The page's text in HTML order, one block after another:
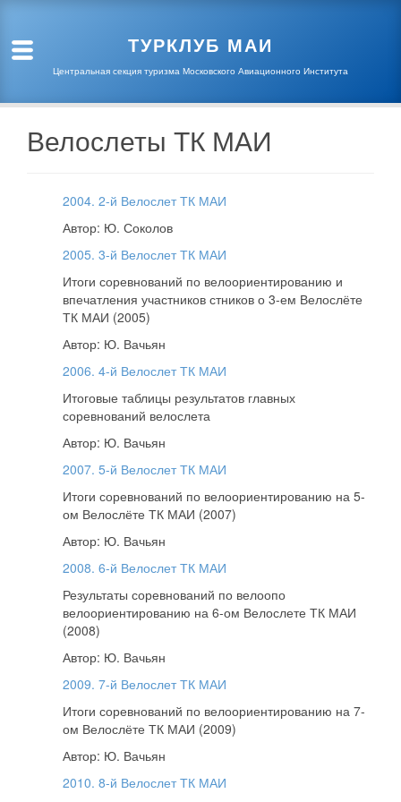
ТУРКЛУБ МАИ
Центральная секция туризма Московского Авиационного Института
ГОТОВИМСЯ
Велослеты ТК МАИ
2004. 2-й Велослет ТК МАИ
Автор: Ю. Соколов
2005. 3-й Велослет ТК МАИ
Итоги соревнований по велоориентированию и
впечатления участников стников о 3-ем Велослёте
ТК МАИ (2005)
Автор: Ю. Вачьян
2006. 4-й Велослет ТК МАИ
Итоговые таблицы результатов главных
соревнований велослета
Автор: Ю. Вачьян
2007. 5-й Велослет ТК МАИ
Итоги соревнований по велоориентированию на 5-
ом Велослёте ТК МАИ (2007)
Автор: Ю. Вачьян
2008. 6-й Велослет ТК МАИ
Результаты соревнований по велоопо
велоориентированию на 6-ом Велослете ТК МАИ
(2008)
Автор: Ю. Вачьян
2009. 7-й Велослет ТК МАИ
Итоги соревнований по велоориентированию на 7-
ом Велослёте ТК МАИ (2009)
Автор: Ю. Вачьян
2010. 8-й Велослет ТК МАИ